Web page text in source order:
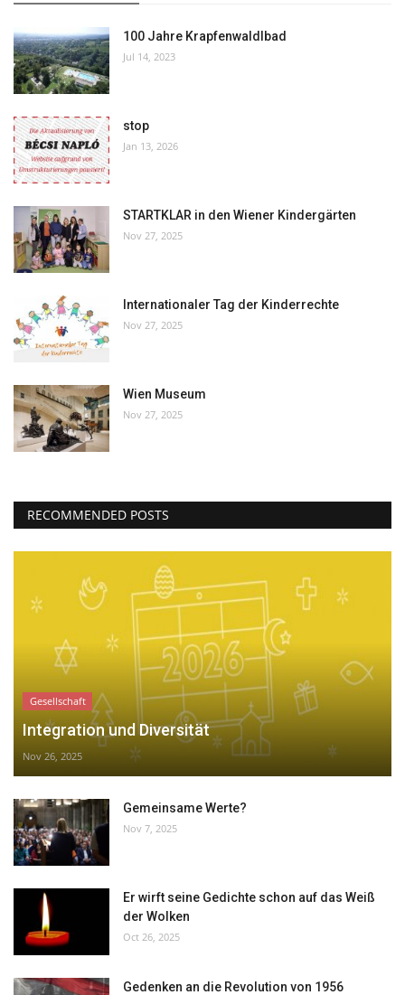
100 Jahre Krapfenwaldlbad
Jul 14, 2023
stop
Jan 13, 2026
STARTKLAR in den Wiener Kindergärten
Nov 27, 2025
Internationaler Tag der Kinderrechte
Nov 27, 2025
Wien Museum
Nov 27, 2025
RECOMMENDED POSTS
Gesellschaft
Integration und Diversität
Nov 26, 2025
Gemeinsame Werte?
Nov 7, 2025
Er wirft seine Gedichte schon auf das Weiß
der Wolken
Oct 26, 2025
Gedenken an die Revolution von 1956